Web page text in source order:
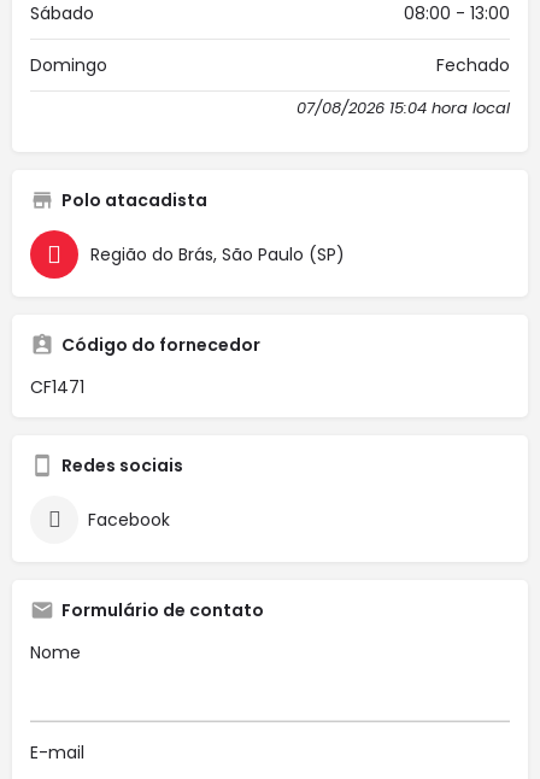
Sábado 08:00 - 13:00
Domingo Fechado
07/08/2026 15:04 hora local
Polo atacadista
Região do Brás, São Paulo (SP)
Código do fornecedor
CF1471
Redes sociais
Facebook
Formulário de contato
Nome
E-mail